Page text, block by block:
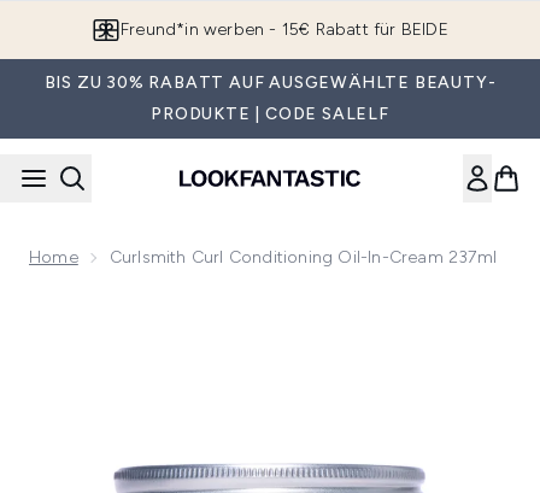
Freund*in werben - 15€ Rabatt für BEIDE
BIS ZU 30% RABATT AUF AUSGEWÄHLTE BEAUTY-
PRODUKTE | CODE SALELF
Home Curlsmith Curl Conditioning Oil-In-Cream 237ml